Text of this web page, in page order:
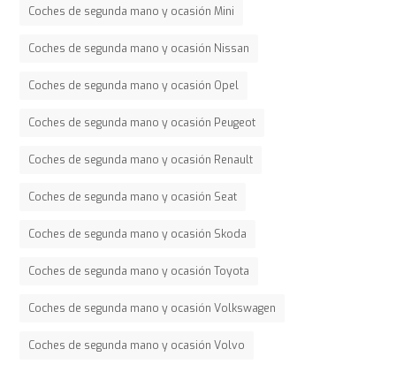
Coches de segunda mano y ocasión Mini
Coches de segunda mano y ocasión Nissan
Coches de segunda mano y ocasión Opel
Coches de segunda mano y ocasión Peugeot
Coches de segunda mano y ocasión Renault
Coches de segunda mano y ocasión Seat
Coches de segunda mano y ocasión Skoda
Coches de segunda mano y ocasión Toyota
Coches de segunda mano y ocasión Volkswagen
Coches de segunda mano y ocasión Volvo